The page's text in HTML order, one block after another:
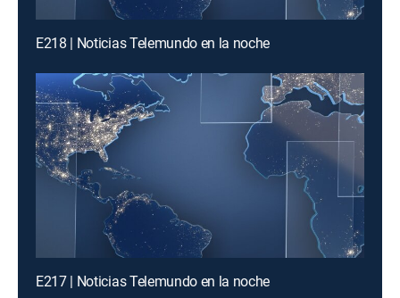
E218 | Noticias Telemundo en la noche
E217 | Noticias Telemundo en la noche